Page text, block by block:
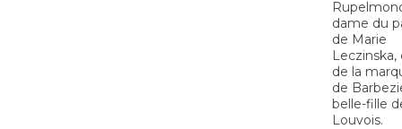
dame du
de Marie
Leczinska,
de la
de
belle-fille
Louvois.